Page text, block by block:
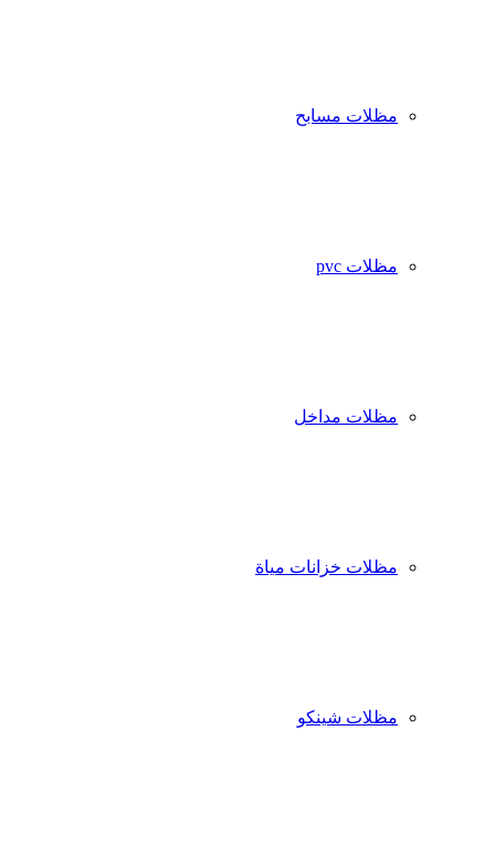
مظلات مسابح
مظلات pvc
مظلات مداخل
مظلات خزانات مياة
مظلات شينكو